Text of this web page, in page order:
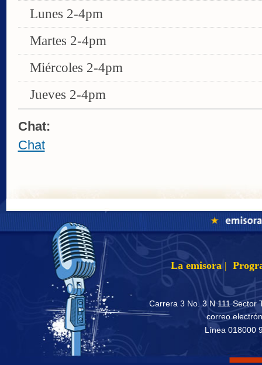
Lunes 2-4pm
Martes 2-4pm
Miércoles 2-4pm
Jueves 2-4pm
Chat:
Chat
La emisora |
Carrera 3 No. 3 N 111 Sector
correo
Línea 018000